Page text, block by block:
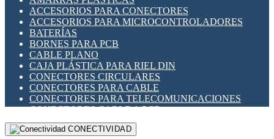
INDICADORES PARA PANEL
INTERFACES DE RELÉ
INTERRUPTORES FIN DE CARRERA
LLAVES CONMUTADORAS
MEDIDORES DE ENERGÍA Y TC'S DE CORRIENTE
MOTORES PASO A PASO
PANTALLAS HMI
PLC -CONTROLADORES LÓGICO PROGRAMABLES
PROGRAMADORES DE HORARIO
RELÉS DE PROTECCIÓN
SENSORES CAPACITIVOS
ACCESORIOS PARA CONECTORES
ACCESORIOS PARA MICROCONTROLADORES
BATERÍAS
BORNES PARA PCB
CABLE PLANO
CAJA PLÁSTICA PARA RIEL DIN
CONECTORES CIRCULARES
CONECTORES PARA CABLE
CONECTORES PARA TELECOMUNICACIONES
CONECTORES CABLE A PCB
CONECTORES PCB A CABLE
DIP SWITCHESCONECTIVIDAD